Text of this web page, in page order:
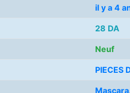
il y a 4
28 DA
Neuf
PIECES
Mascara